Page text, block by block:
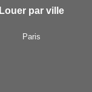
Louer par ville
Paris